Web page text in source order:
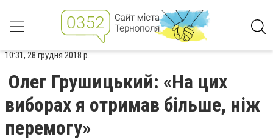
10:31, 28 грудня 2018 р.
Олег Грушицький: «На цих
виборах я отримав більше, ніж
перемогу»